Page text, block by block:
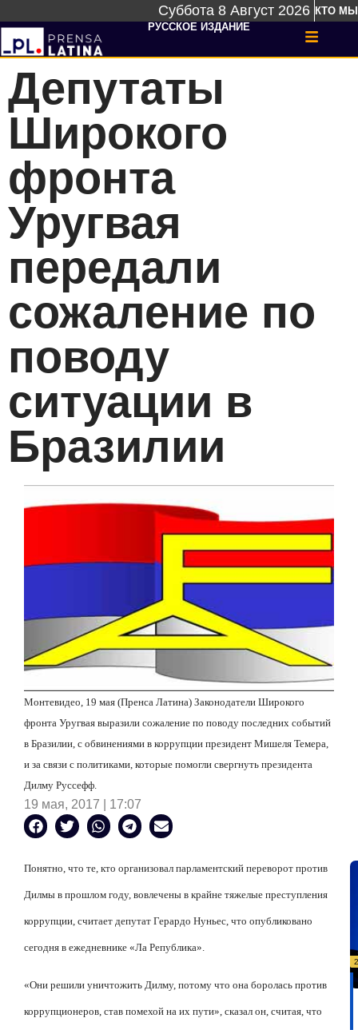
Суббота 8 Август 2026 КТО МЫ
РУССКОЕ ИЗДАНИЕ
Депутаты
Широкого
фронта
Уругвая
передали
сожаление по
поводу
ситуации в
Бразилии
Монтевидео, 19 мая (Пренса Латина) Законодатели Широкого
фронта Уругвая выразили сожаление по поводу последних событий
в Бразилии, с обвинениями в коррупции президент Мишеля Темера,
и за связи с политиками, которые помогли свергнуть президента
Дилму Руссефф.
19 мая, 2017 | 17:07
Понятно, что те, кто организовал парламентский переворот против
Дилмы в прошлом году, вовлечены в крайне тяжелые преступления
коррупции, считает депутат Герардо Нуньес, что опубликовано
сегодня в ежедневнике «Ла Република».
«Они решили уничтожить Дилму, потому что она боролась против
коррупционеров, став помехой на их пути», сказал он, считая, что